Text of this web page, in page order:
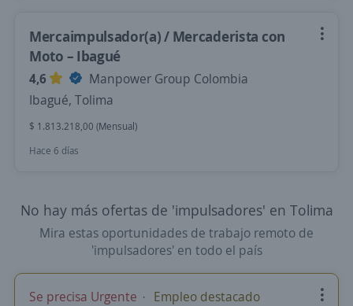
Mercaimpulsador(a) / Mercaderista con
Moto – Ibagué
4,6
Manpower Group Colombia
Ibagué, Tolima
$ 1.813.218,00 (Mensual)
Hace 6 días
No hay más ofertas de 'impulsadores' en Tolima
Mira estas oportunidades de trabajo remoto de
'impulsadores' en todo el país
Se precisa Urgente Empleo destacado